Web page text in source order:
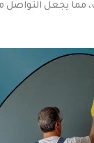
مما يجعل